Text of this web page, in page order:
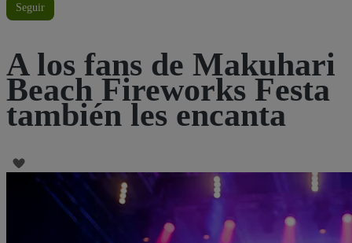
Seguir
A los fans de Makuhari
Beach Fireworks Festa
también les encanta